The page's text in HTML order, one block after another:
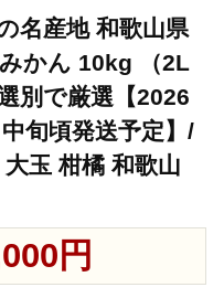
名産地 和歌山県
かん 10kg （2L
別で厳選【2026
旬頃発送予定】/
玉 柑橘 和歌山
円